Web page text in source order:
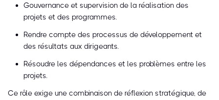
Gouvernance et supervision de la réalisation des
projets et des programmes.
Rendre compte des processus de développement et
des résultats aux dirigeants.
Résoudre les dépendances et les problèmes entre les
projets.
Ce rôle exige une combinaison de réflexion stratégique, de